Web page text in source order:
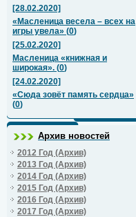
[28.02.2020]
«Масленица весела – всех на
игры увела» (0)
[25.02.2020]
Масленица «книжная и
широкая». (0)
[24.02.2020]
«Сюда зовёт память сердца»
(0)
Архив новостей
2012 Год (Архив)
2013 Год (Архив)
2014 Год (Архив)
2015 Год (Архив)
2016 Год (Архив)
2017 Год (Архив)